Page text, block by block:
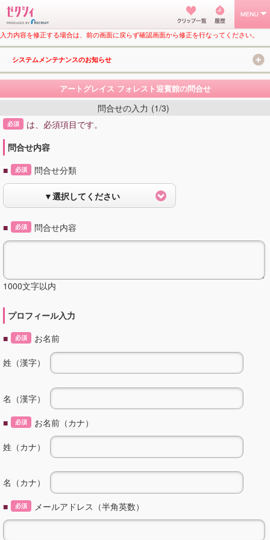
入力内容を修正する場合は、前の画面に戻らず確認画面から修正を行なってください。
システムメンテナンスのお知らせ
アートグレイス フォレスト迎賓館の問合せ
問合せの入力 (1/3)
必須
は、必須項目です。
問合せ内容
■
必須 問合せ分類
▼選択してください
■ 必須 問合せ内容
1000文字以内
プロフィール入力
■
必須 お名前
姓（漢字）
名（漢字）
■ 必須 お名前（カナ）
姓（カナ）
名（カナ）
■ 必須 メールアドレス（半角英数）